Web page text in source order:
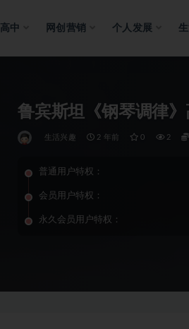
高中 网创营销 个人发展
鲁宾斯坦《钢琴调律
生活兴趣 2 年前 0 2
普通用户特权：
会员用户特权：
永久会员用户特权：